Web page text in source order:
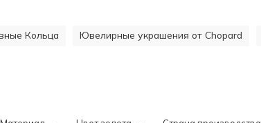
Кольца Ювелирные украшения от Chopard